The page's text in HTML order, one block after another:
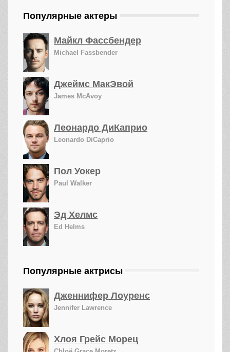
Популярные актеры
Майкл Фассбендер
Michael Fassbender
Джеймс МакЭвой
James McAvoy
Леонардо ДиКаприо
Leonardo DiCaprio
Пол Уокер
Paul Walker
Эд Хелмс
Ed Helms
Популярные актрисы
Дженнифер Лоуренс
Jennifer Lawrence
Хлоя Грейс Морец